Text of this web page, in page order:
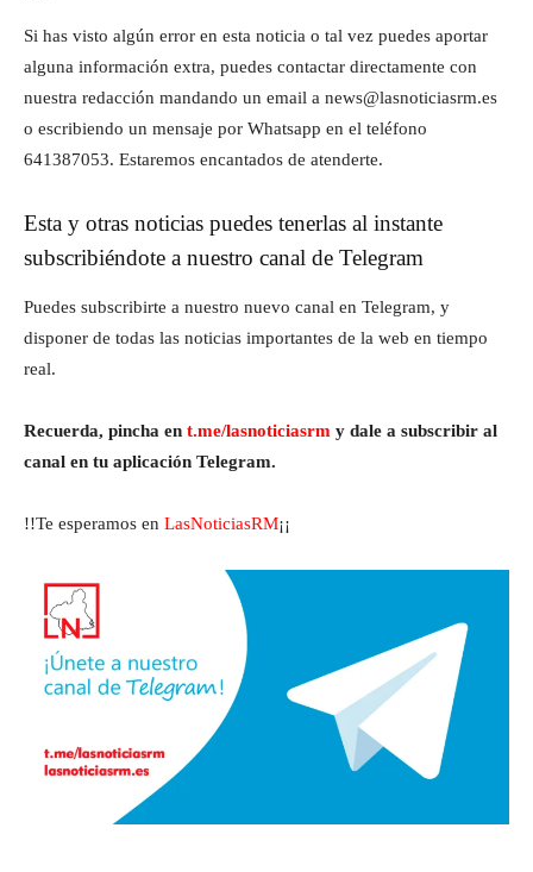
Si has visto algún error en esta noticia o tal vez puedes aportar
alguna información extra, puedes contactar directamente con
nuestra redacción mandando un email a news@lasnoticiasrm.es
o escribiendo un mensaje por Whatsapp en el teléfono
641387053. Estaremos encantados de atenderte.
Esta y otras noticias puedes tenerlas al instante
subscribiéndote a nuestro canal de Telegram
Puedes subscribirte a nuestro nuevo canal en Telegram, y
disponer de todas las noticias importantes de la web en tiempo
real.
Recuerda, pincha en t.me/lasnoticiasrm y dale a subscribir al
canal en tu aplicación Telegram.
!!Te esperamos en LasNoticiasRM¡¡